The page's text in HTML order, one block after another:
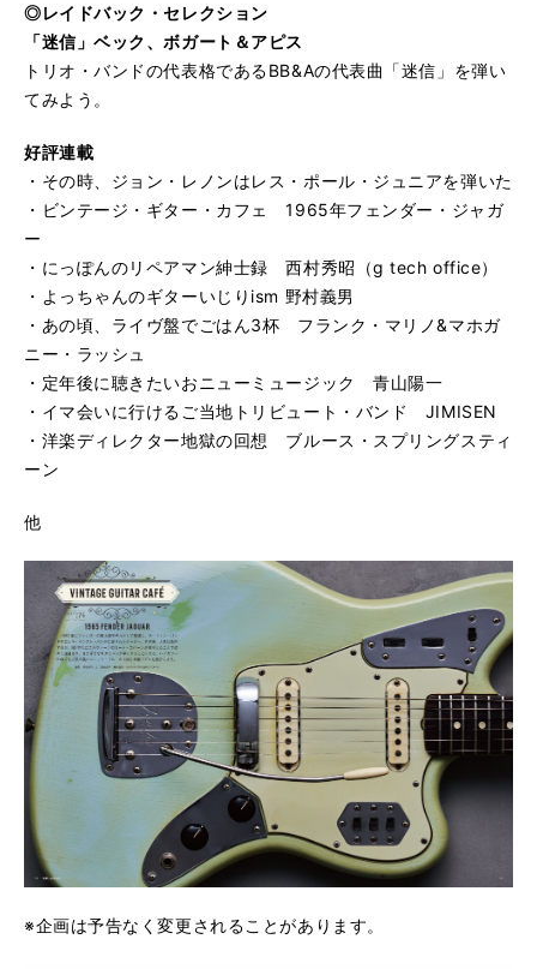
◎レイドバック・セレクション
「迷信」ベック、ボガート＆アピス
トリオ・バンドの代表格であるBB&Aの代表曲「迷信」を弾い
てみよう。
好評連載
・その時、ジョン・レノンはレス・ポール・ジュニアを弾いた
・ビンテージ・ギター・カフェ 1965年フェンダー・ジャガ
ー
・にっぽんのリペアマン紳士録 西村秀昭（g tech office）
・よっちゃんのギターいじりism 野村義男
・あの頃、ライヴ盤でごはん3杯 フランク・マリノ&マホガ
ニー・ラッシュ
・定年後に聴きたいおニューミュージック 青山陽一
・イマ会いに行けるご当地トリビュート・バンド JIMISEN
・洋楽ディレクター地獄の回想 ブルース・スプリングスティ
ーン
他
※企画は予告なく変更されることがあります。